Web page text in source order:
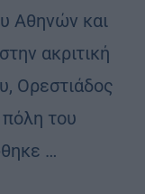
Αθηνών και
ακριτική
Ορεστιάδος
του
…